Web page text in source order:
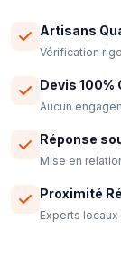
Artisans
Vérification
Devis 100%
Aucun
Réponse
Mise en
Proximité
Experts locaux